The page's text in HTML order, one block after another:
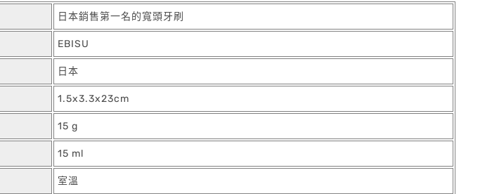
日本銷售第一名的寬頭牙刷
EBISU
日本
1.5x3.3x23cm
15 g
15 ml
室溫